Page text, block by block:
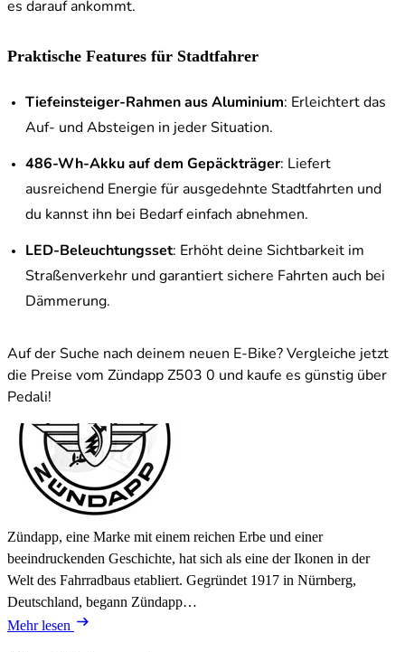
es darauf ankommt.
Praktische Features für Stadtfahrer
Tiefeinsteiger-Rahmen aus Aluminium: Erleichtert das
Auf- und Absteigen in jeder Situation.
486-Wh-Akku auf dem Gepäckträger: Liefert
ausreichend Energie für ausgedehnte Stadtfahrten und
du kannst ihn bei Bedarf einfach abnehmen.
LED-Beleuchtungsset: Erhöht deine Sichtbarkeit im
Straßenverkehr und garantiert sichere Fahrten auch bei
Dämmerung.
Auf der Suche nach deinem neuen E-Bike? Vergleiche jetzt
die Preise vom Zündapp Z503 0 und kaufe es günstig über
Pedali!
Zündapp, eine Marke mit einem reichen Erbe und einer
beeindruckenden Geschichte, hat sich als eine der Ikonen in der
Welt des Fahrradbaus etabliert. Gegründet 1917 in Nürnberg,
Deutschland, begann Zündapp…
Mehr lesen